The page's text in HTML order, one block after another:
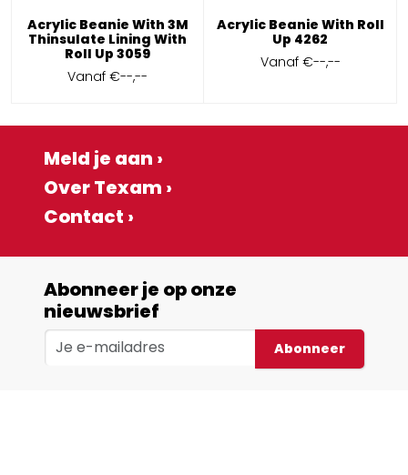
Acrylic Beanie With 3M
Thinsulate Lining With
Roll Up 3059
Vanaf€--,--
Acrylic Beanie With Roll
Up 4262
Vanaf €--,--
Meld je aan ›
Over Texam ›
Contact ›
Abonneer je op onze
nieuwsbrief
Abonneer